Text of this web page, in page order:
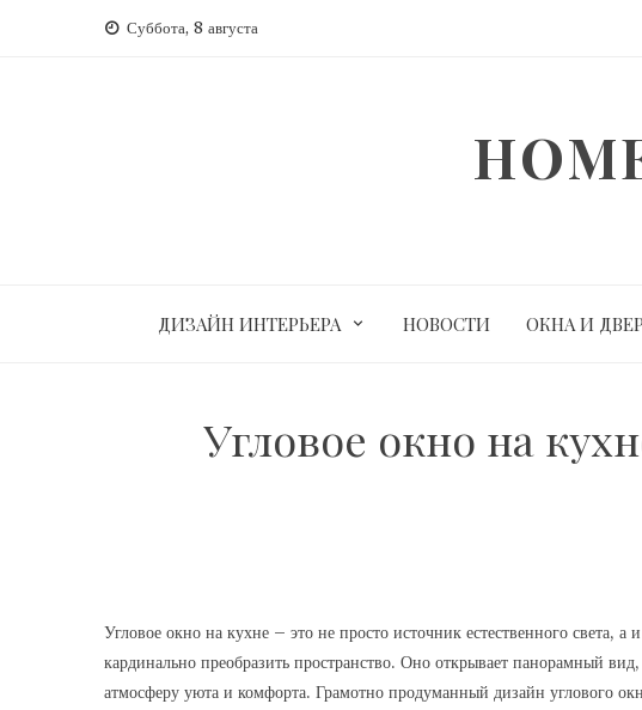
Суббота, 8 августа
ДИЗАЙН ИНТЕРЬЕРА НОВОСТИ ОКНА И
Угловое окно на
Угловое окно на кухне – это не просто источник естественного света,
кардинально преобразить пространство. Оно открывает панорамный
атмосферу уюта и комфорта. Грамотно продуманный дизайн углового